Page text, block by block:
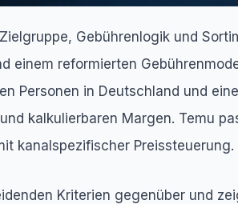
Gebührenlogik und
reformierten
Personen in Deutschland und
kalkulierbaren Margen. Temu
kanalspezifischer Preissteuerung.
Kriterien gegenüber und